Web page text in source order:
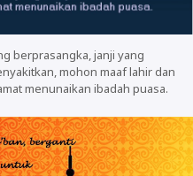
berprasangka, janji yang
mohon maaf lahir dan
menunaikan ibadah puasa.